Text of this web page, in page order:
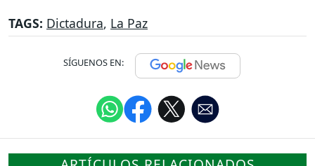
TAGS: Dictadura, La Paz
SÍGUENOS EN: